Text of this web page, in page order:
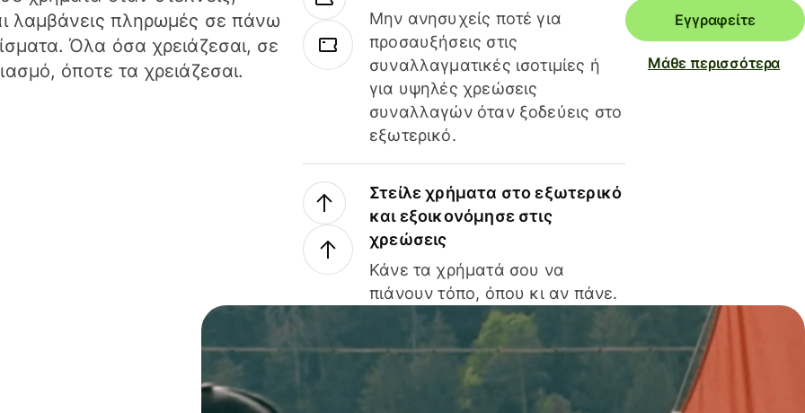
λαμβάνεις πληρωμές σε πάνω
Όλα όσα χρειάζεσαι, σε
όποτε τα χρειάζεσαι.
Μην ανησυχείς ποτέ για
προσαυξήσεις στις
συναλλαγματικές ισοτιμίες ή
για υψηλές χρεώσεις
συναλλαγών όταν ξοδεύεις στο
εξωτερικό.
Στείλε χρήματα στο εξωτερικό
και εξοικονόμησε στις
χρεώσεις
Κάνε τα χρήματά σου να
πιάνουν τόπο, όπου κι αν πάνε.
Εγγραφείτε
Μάθε περισσότερα